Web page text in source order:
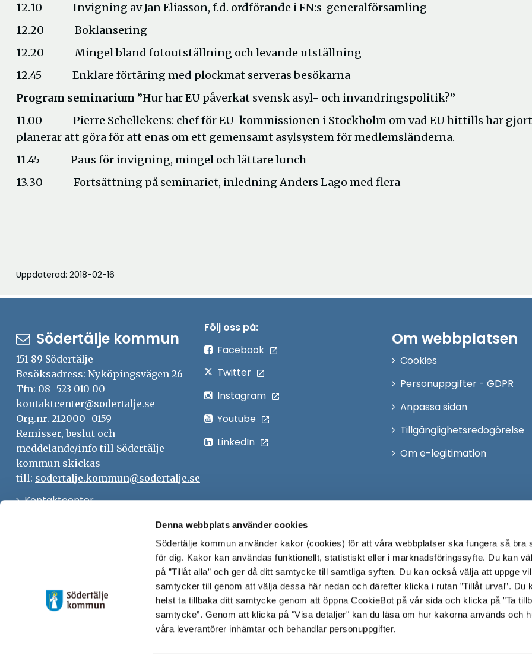
Denna webbplats använder cookies
Södertälje kommun använder kakor (cookies) för att våra webbplatser ska fungera så bra
för dig. Kakor kan användas funktionellt, statistiskt eller i marknadsföringssyfte. Du kan
på ”Tillåt alla” och ger då ditt samtycke till samtliga syften. Du kan också välja att uppge
samtycker till genom att välja dessa här nedan och därefter klicka i rutan ”Tillåt urval”. Du
helst ta tillbaka ditt samtycke genom att öppna CookieBot på vår sida och klicka på ”Ta
samtycke”. Genom att klicka på "Visa detaljer" kan du läsa om hur kakorna används och
våra leverantörer inhämtar och behandlar personuppgifter.
12.10 Invigning av Jan Eliasson, f.d. ordförande i FN:s generalförsamling
12.20 Boklansering
12.20 Mingel bland fotoutställning och levande utställning
12.45 Enklare förtäring med plockmat serveras besökarna
Program seminarium ”Hur har EU påverkat svensk asyl- och invandringspolitik?”
11.00 Pierre Schellekens: chef för EU-kommissionen i Stockholm om vad EU hittills har
planerar att göra för att enas om ett gemensamt asylsystem för medlemsländerna.
11.45 Paus för invigning, mingel och lättare lunch
13.30 Fortsättning på seminariet, inledning Anders Lago med flera
Uppdaterad: 2018-02-16
Södertälje kommun
151 89 Södertälje
Besöksadress: Nyköpingsvägen 26
Tfn: 08–523 010 00
kontaktcenter@sodertalje.se
Org.nr. 212000–0159
Remisser, beslut och
meddelande/info till Södertälje
kommun skickas
till: sodertalje.kommun@sodertalje.se
KontaktcenterÖppna
fönster
Anslagstavla
Skicka faktura till Södertälje
Följ oss på:
Facebook
Twitter
Instagram
Youtube
LinkedIn
Om webbplatsen
Cookies
Personuppgifter - GDPR
Anpassa sidan
Tillgänglighetsredogörelse
Om e-legitimation